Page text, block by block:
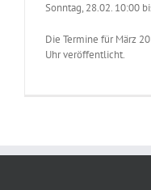
Sonntag, 28.02. 10:00
Die Termine für März
Uhr veröffentlicht.